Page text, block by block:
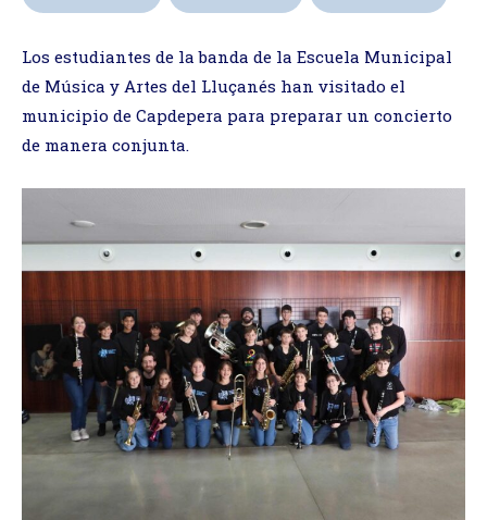
Los estudiantes de la banda de la Escuela Municipal
de Música y Artes del Lluçanés han visitado el
municipio de Capdepera para preparar un concierto
de manera conjunta.